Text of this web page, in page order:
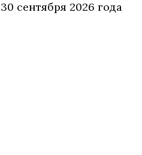
сентября 2026 года